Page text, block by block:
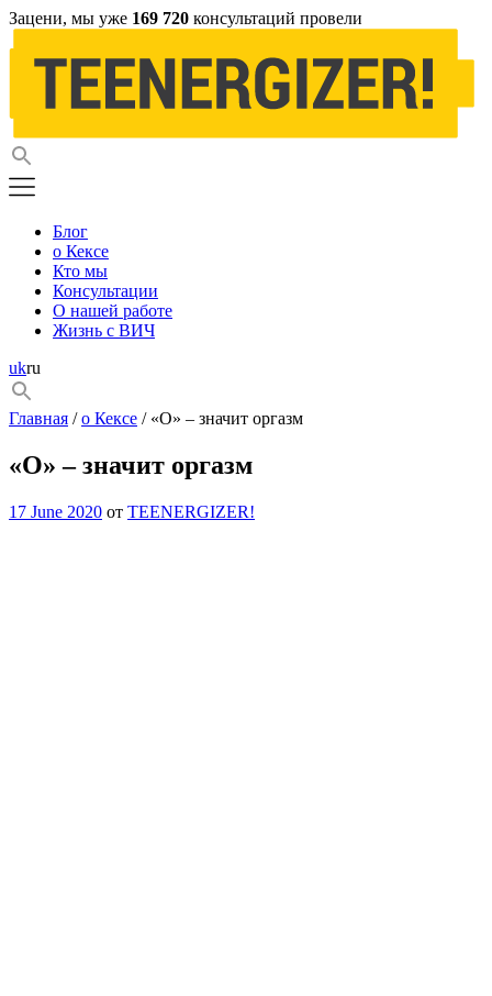
Зацени, мы уже 169 720 консультаций провели
Блог
о Кексе
Кто мы
Консультации
О нашей работе
Жизнь с ВИЧ
ukru
Главная /о Кексе / «О» – значит оргазм
«О» – значит оргазм
17 June 2020 от TEENERGIZER!